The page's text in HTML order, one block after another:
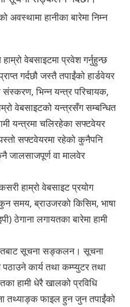
अवस्थामा हानीका बारेमा निम्न
वेबसाइटमा प्रवेश गर्नुहुन्छ
गर्दछौ जस्तै तपाईंको हार्डवेयर
भिन्न यन्त्र परिचायक,
वेबसाइटको यन्त्रसँग सम्बन्धित
यन्त्रमा चलिरहेका सफ्टवेयर
सफ्टवेयरमा रहेको कुनैपनि
वा मालवेर
हाम्रो वेबसाइट प्रयोग
समय, ब्राउजरको किसिम, भाषा
ठेगाना लगायतका बारेमा हामी
सूचना सङ्कलन। सूचना
कार्य तथा कम्प्युटर तथा
हामी धेरै खालको प्रविधि
तथ्याङ्क फाइल हुन जुन तपाईंको